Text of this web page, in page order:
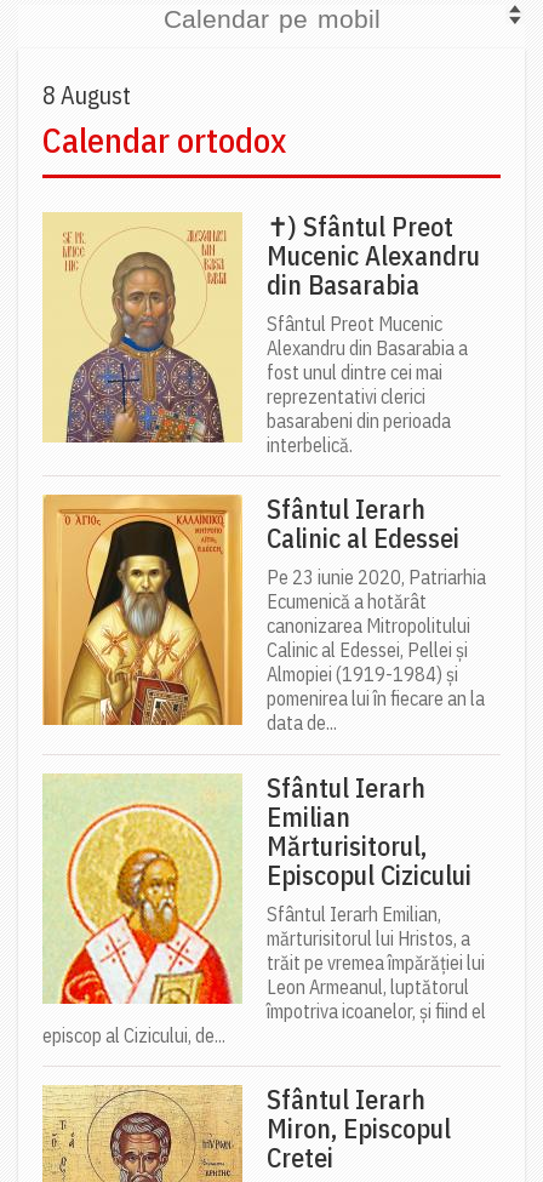
Calendar pe mobil
8 August
Calendar ortodox
✝) Sfântul Preot
Mucenic Alexandru
din Basarabia
Sfântul Preot Mucenic
Alexandru din Basarabia a
fost unul dintre cei mai
reprezentativi clerici
basarabeni din perioada
interbelică.
Sfântul Ierarh
Calinic al Edessei
Pe 23 iunie 2020, Patriarhia
Ecumenică a hotărât
canonizarea Mitropolitului
Calinic al Edessei, Pellei și
Almopiei (1919-1984) și
pomenirea lui în fiecare an la
data de...
Sfântul Ierarh
Emilian
Mărturisitorul,
Episcopul Cizicului
Sfântul Ierarh Emilian,
mărturisitorul lui Hristos, a
trăit pe vremea împărăției lui
Leon Armeanul, luptătorul
împotriva icoanelor, și fiind el
episcop al Cizicului, de...
Sfântul Ierarh
Miron, Episcopul
Cretei